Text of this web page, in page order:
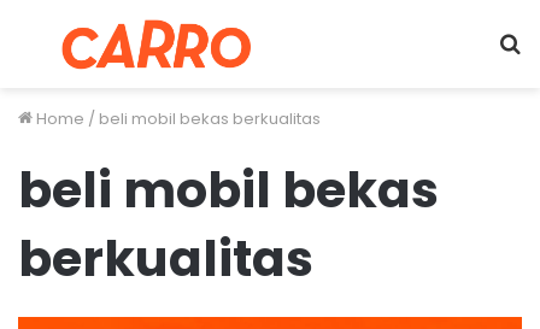
Menu
Home / beli mobil bekas berkualitas
beli mobil bekas
berkualitas